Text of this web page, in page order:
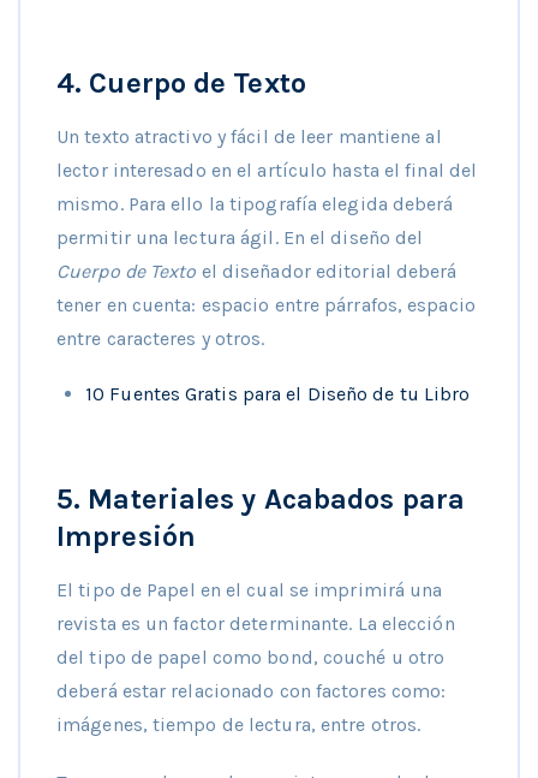
4. Cuerpo de Texto
Un texto atractivo y fácil de leer mantiene al
lector interesado en el artículo hasta el final del
mismo. Para ello la tipografía elegida deberá
permitir una lectura ágil. En el diseño del
Cuerpo de Texto el diseñador editorial deberá
tener en cuenta: espacio entre párrafos, espacio
entre caracteres y otros.
10 Fuentes Gratis para el Diseño de tu Libro
5. Materiales y Acabados para
Impresión
El tipo de Papel en el cual se imprimirá una
revista es un factor determinante. La elección
del tipo de papel como bond, couché u otro
deberá estar relacionado con factores como:
imágenes, tiempo de lectura, entre otros.